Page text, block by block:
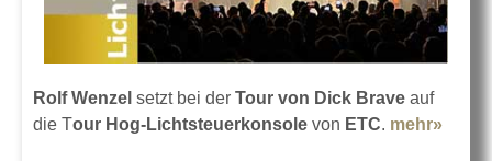
Rolf Wenzel setzt bei der Tour von Dick Brave auf
die Tour Hog-Lichtsteuerkonsole von ETC. mehr»